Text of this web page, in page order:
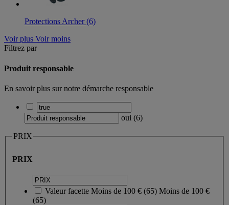
Protections Archer (6)
Voir plus Voir moins
Filtrez par
Produit responsable
En savoir plus sur notre démarche responsable
oui (6)
PRIX
PRIX
Valeur facette Moins de 100 € (65) Moins de 100 €
(65)